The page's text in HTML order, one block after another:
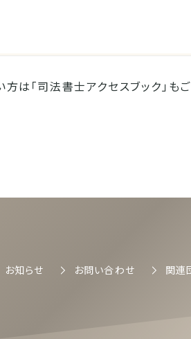
は「司法書士アクセスブック」もご
会
お知らせ お問い合わせ 関連